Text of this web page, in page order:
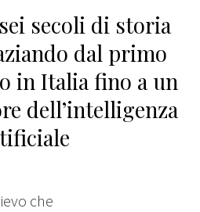
secoli di storia
dal primo
in Italia fino a un
dell’intelligenza
che